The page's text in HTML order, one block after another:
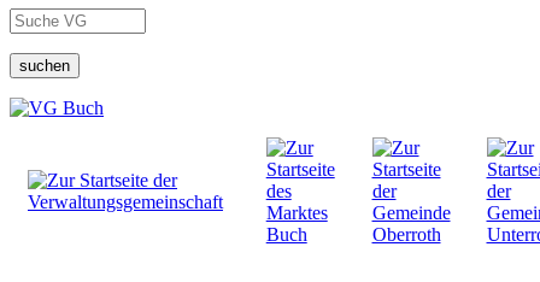
suchen